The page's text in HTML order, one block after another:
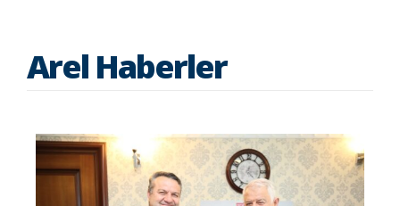
Arel Haberler